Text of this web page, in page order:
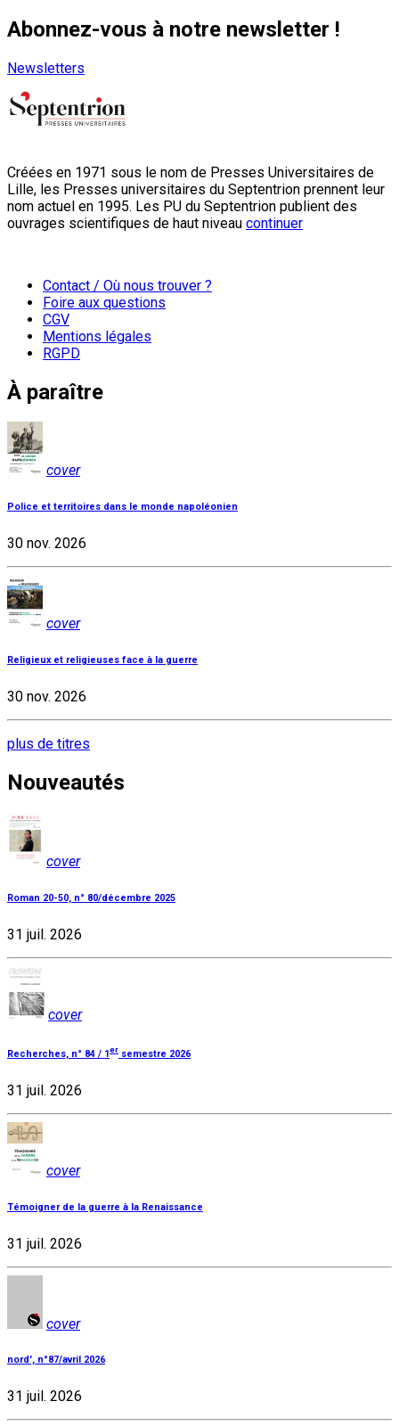
Abonnez-vous à notre newsletter !
Newsletters
Créées en 1971 sous le nom de Presses Universitaires de
Lille, les Presses universitaires du Septentrion prennent leur
nom actuel en 1995. Les PU du Septentrion publient des
ouvrages scientifiques de haut niveau continuer
Contact / Où nous trouver ?
Foire aux questions
CGV
Mentions légales
RGPD
À paraître
cover
Police et territoires dans le monde napoléonien
30 nov. 2026
cover
Religieux et religieuses face à la guerre
30 nov. 2026
plus de titres
Nouveautés
cover
Roman 20-50, n° 80/décembre 2025
31 juil. 2026
cover
Recherches, n° 84 / 1er semestre 2026
31 juil. 2026
cover
Témoigner de la guerre à la Renaissance
31 juil. 2026
cover
nord', n°87/avril 2026
31 juil. 2026